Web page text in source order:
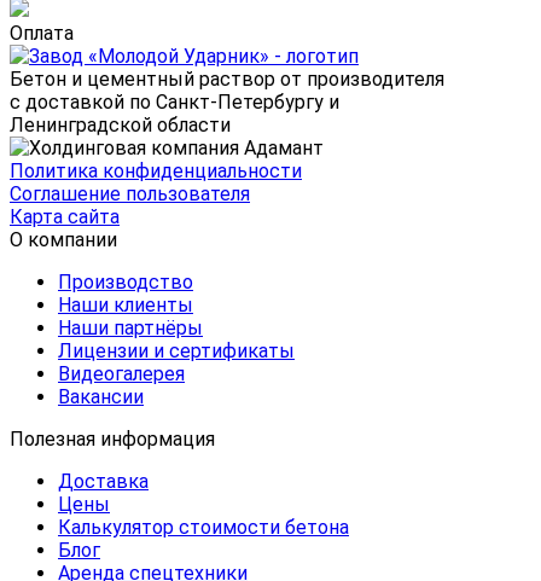
Оплата
Бетон и цементный раствор от производителя
с доставкой по Санкт-Петербургу и
Ленинградской области
Политика конфиденциальности
Соглашение пользователя
Карта сайта
О компании
Производство
Наши клиенты
Наши партнёры
Лицензии и сертификаты
Видеогалерея
Вакансии
Полезная информация
Доставка
Цены
Калькулятор стоимости бетона
Блог
Аренда спецтехники